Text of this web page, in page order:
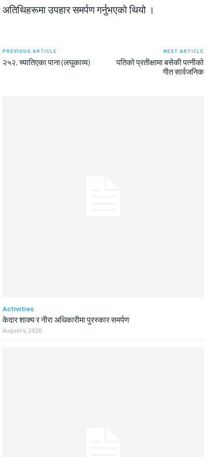
अतिथिहरूमा उपहार समर्पण गर्नुभएको थियो ।
PREVIOUS ARTICLE
२५२. च्यातिएका पाना (लघुकाव्य)
NEXT ARTICLE
पतिको प्रतीक्षामा बसेकी पत्नीको
गीत सार्वजनिक
Activities
केदार शाक्य र नीरा अधिकारीमा पुरस्कार समर्पण
August 4, 2026